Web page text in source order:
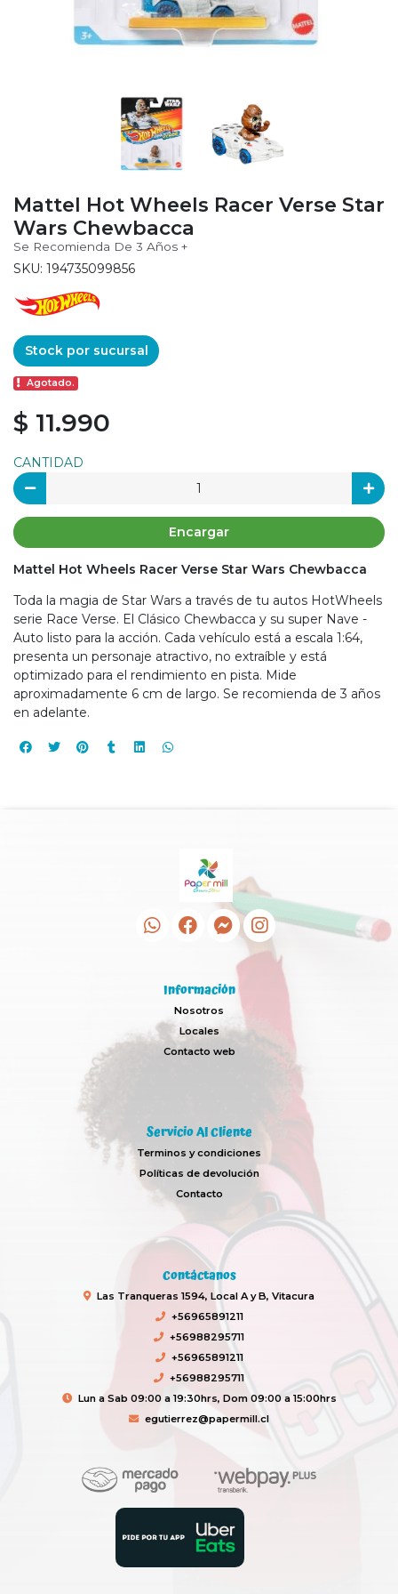
Mattel Hot Wheels Racer Verse Star
Wars Chewbacca
Se Recomienda De 3 Años +
SKU: 194735099856
Stock por sucursal
Agotado.
$ 11.990
CANTIDAD
Encargar
Mattel Hot Wheels Racer Verse Star Wars Chewbacca
Toda la magia de Star Wars a través de tu autos HotWheels
serie Race Verse. El Clásico Chewbacca y su super Nave -
Auto listo para la acción. Cada vehículo está a escala 1:64,
presenta un personaje atractivo, no extraíble y está
optimizado para el rendimiento en pista. Mide
aproximadamente 6 cm de largo. Se recomienda de 3 años
en adelante.
Información
Nosotros
Locales
Contacto web
Servicio Al Cliente
Terminos y condiciones
Políticas de devolución
Contacto
Contáctanos
Las Tranqueras 1594, Local A y B, Vitacura
+56965891211
+56988295711
+56965891211
+56988295711
Lun a Sab 09:00 a 19:30hrs, Dom 09:00 a 15:00hrs
egutierrez@papermill.cl